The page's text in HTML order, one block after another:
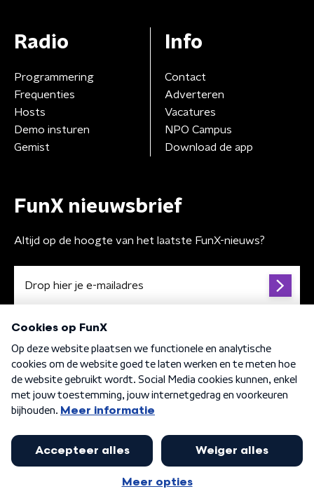
Radio
Programmering
Frequenties
Hosts
Demo insturen
Gemist
Info
Contact
Adverteren
Vacatures
NPO Campus
Download de app
FunX nieuwsbrief
Altijd op de hoogte van het laatste FunX-nieuws?
Algemene voorwaarden Privacybeleid